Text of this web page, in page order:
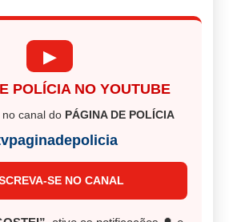
▶
POLÍCIA NO YOUTUBE
no canal do PÁGINA DE POLÍCIA
SE NO CANAL